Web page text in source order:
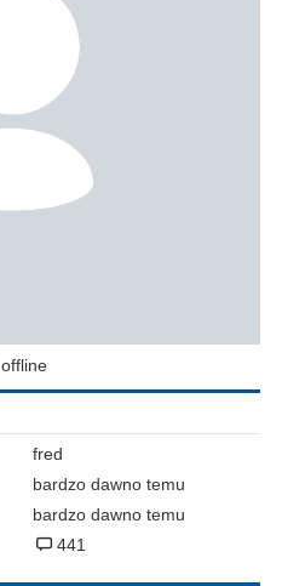
offline
fred
bardzo dawno temu
bardzo dawno temu
441